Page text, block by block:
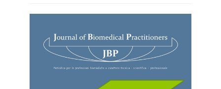
laterale
dell'articolo